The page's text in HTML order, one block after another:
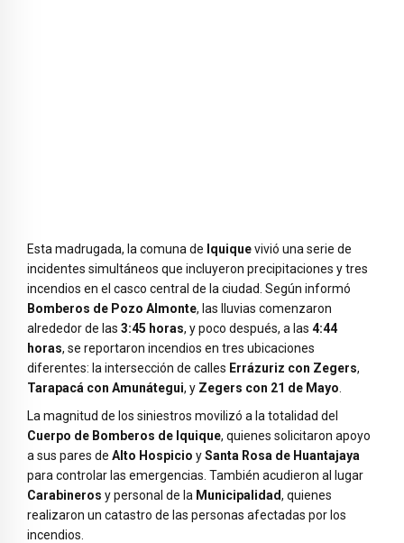
Esta madrugada, la comuna de Iquiquevivió una serie de
incidentes simultáneos que incluyeron precipitaciones y tres
incendios en el casco central de la ciudad. Según informó
Bomberos de Pozo Almonte, las lluvias comenzaron
alrededor de las 3:45 horas, y poco después, a las 4:44
horas, se reportaron incendios en tres ubicaciones
diferentes: la intersección de calles Errázuriz con Zegers,
Tarapacá con Amunátegui, y Zegers con 21 de Mayo
La magnitud de los siniestros movilizó a la totalidad del
Cuerpo de Bomberos de Iquique, quienes solicitaron apoyo
a sus pares de Alto Hospicio ySanta Rosa de Huantajaya
para controlar las emergencias. También acudieron al lugar
Carabineros y personal de la Municipalidad, quienes
realizaron un catastro de las personas afectadas por los
incendios.